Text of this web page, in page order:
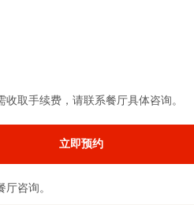
取手续费，请联系餐厅具体咨询。
立即预约
咨询。